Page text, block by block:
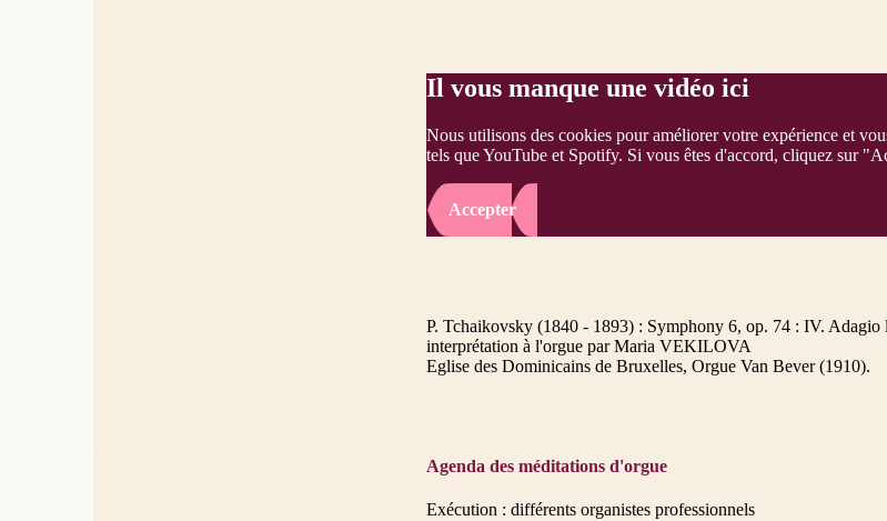
Il vous manque une vidéo ici
Nous utilisons des cookies pour améliorer votre expérience et
tels que YouTube et Spotify. Si vous êtes d'accord, cliquez sur
Accepter
P. Tchaikovsky (1840 - 1893) : Symphony 6, op. 74 : IV. Adagio
interprétation à l'orgue par Maria VEKILOVA
Eglise des Dominicains de Bruxelles, Orgue Van Bever (1910).
Agenda des méditations d'orgue
Exécution : différents organistes professionnels